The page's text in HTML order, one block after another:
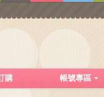
購 帳號專區